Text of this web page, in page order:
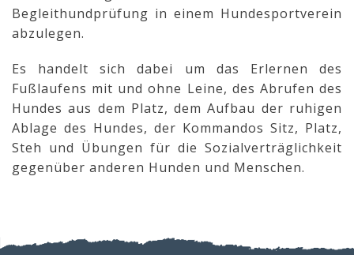
Begleithundprüfung in einem Hundesportverein
abzulegen.
Es handelt sich dabei um das Erlernen des
Fußlaufens mit und ohne Leine, des Abrufen des
Hundes aus dem Platz, dem Aufbau der ruhigen
Ablage des Hundes, der Kommandos Sitz, Platz,
Steh und Übungen für die Sozialverträglichkeit
gegenüber anderen Hunden und Menschen.